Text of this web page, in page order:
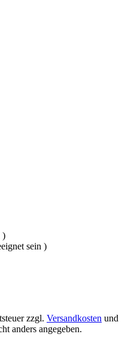
zzgl. Versandkosten und
anders angegeben.